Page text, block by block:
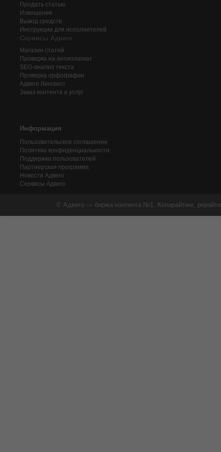
Продать статью
Извещения
Вывод средств
Инструкции для исполнителей
Сервисы Адвего
Магазин статей
Проверка на антиплагиат
SEO-анализ текста
Проверка орфографии
Адвего Лингвист
Заказ контента и услуг
Информация
Пользовательское соглашение
Политика конфиденциальности
Поддержка пользователей
Партнерская программа
Новости Адвего
Сервисы Адвего
© Адвего — биржа контента №1. Копирайтинг,